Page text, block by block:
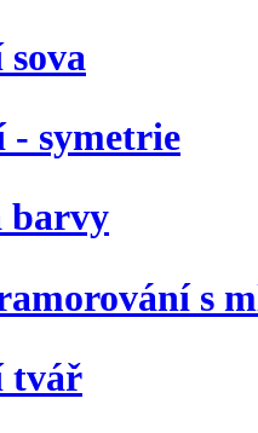
symetrie
barvy
s
tvář